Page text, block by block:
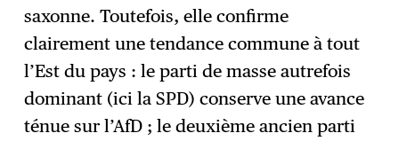
saxonne. Toutefois, elle confirme
clairement une tendance commune à tout
l’Est du pays : le parti de masse autrefois
dominant (ici la SPD) conserve une avance
ténue sur l’AfD ; le deuxième ancien parti